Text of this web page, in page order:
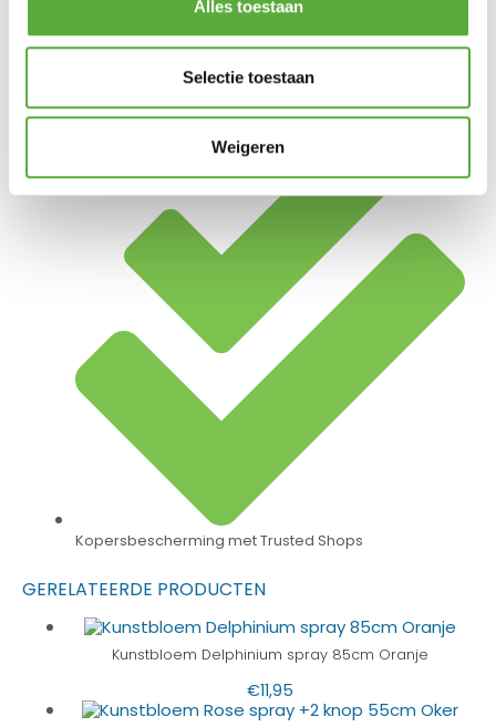
Alles toestaan
Selectie toestaan
Weigeren
Kopersbescherming met Trusted Shops
GERELATEERDE PRODUCTEN
Kunstbloem Delphinium spray 85cm Oranje
€11,95